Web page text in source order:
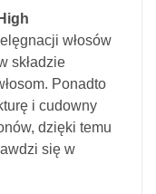
włosów
składzie
Ponadto
i cudowny
dzięki temu
się w